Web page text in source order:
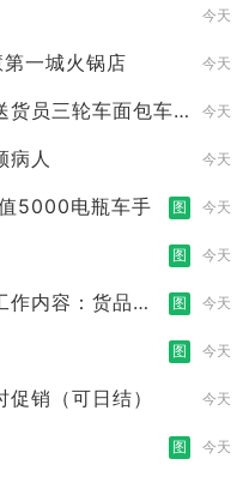
今天
一城火锅店 今天
货员三轮车面包车
今天
病人 今天
5000电瓶车手 图 今天
图 今天
作内容：货品分
图 今天
图 今天
销（可日结） 今天
图 今天